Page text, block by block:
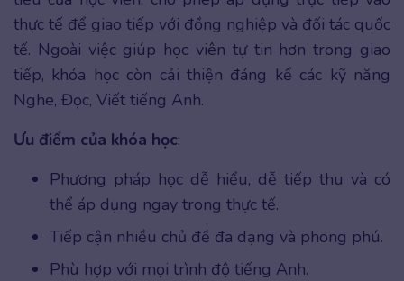
thực tế để giao tiếp với đồng nghiệp và đối tác quốc
tế. Ngoài việc giúp học viên tự tin hơn trong giao
tiếp, khóa học còn cải thiện đáng kể các kỹ năng
Nghe, Đọc, Viết tiếng Anh.
Ưu điểm của khóa học:
Phương pháp học dễ hiểu, dễ tiếp thu và có
thể áp dụng ngay trong thực tế.
Tiếp cận nhiều chủ đề đa dạng và phong phú.
Phù hợp với mọi trình độ tiếng Anh.